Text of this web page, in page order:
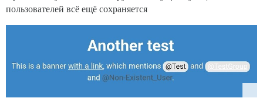
пользователей всё ещё сохраняется